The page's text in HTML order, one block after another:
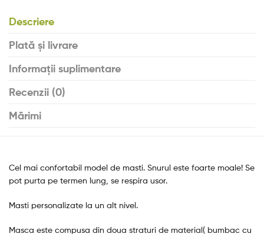
Descriere
Plată și livrare
Informații suplimentare
Recenzii (0)
Mărimi
Cel mai confortabil model de masti. Snurul este foarte moale! Se
pot purta pe termen lung, se respira usor.
Masti personalizate la un alt nivel.
Masca este compusa din doua straturi de material( bumbac cu